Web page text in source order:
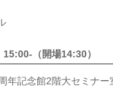
（開場14:30）
年記念館2階大セミナー